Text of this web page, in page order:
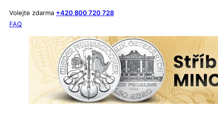
Volejte zdarma +420 800 720 728
FAQ